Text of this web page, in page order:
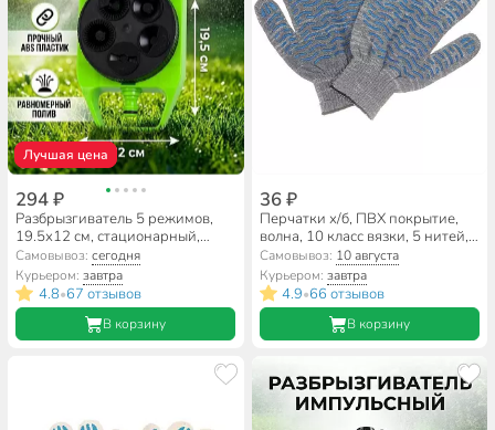
Лучшая цена
294 ₽
Разбрызгиватель 5 режимов,
19.5х12 см, стационарный,
быстросъемный, Grandy, JS-308
Самовывоз:сегодня
Курьером:завтра
4.8•67 отзывов
В корзину
36 ₽
Перчатки х/б, ПВХ покрытие,
волна, 10 класс вязки, 5 нитей,
серо-белая основа, Березка
Самовывоз: 10 августа
Курьером: завтра
4.9•66 отзывов
В корзину